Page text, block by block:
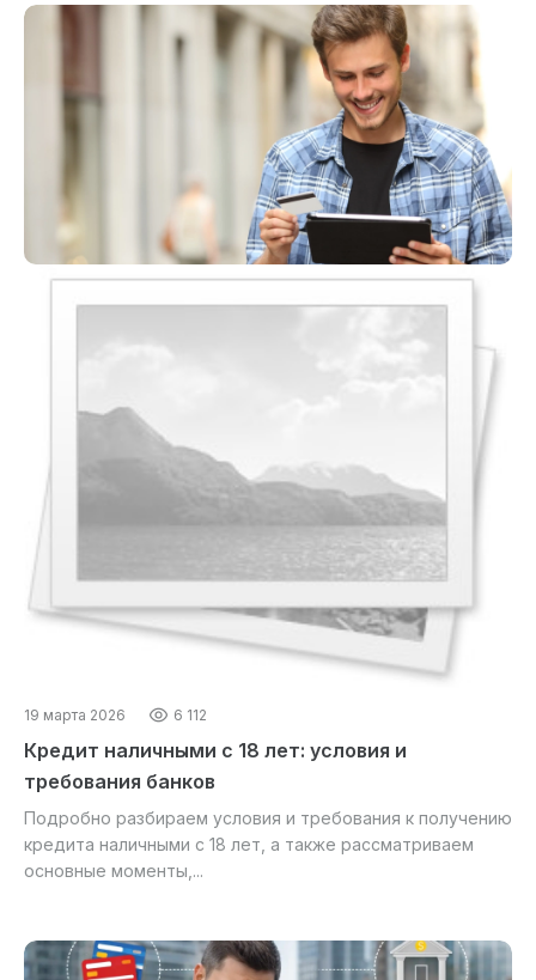
19 марта 2026 6 112
Кредит наличными с 18 лет: условия и
требования банков
Подробно разбираем условия и требования к получению
кредита наличными с 18 лет, а также рассматриваем
основные моменты,...